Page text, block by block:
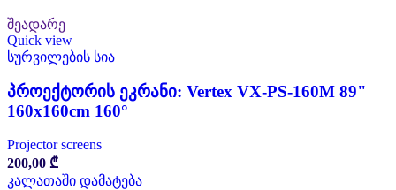
შეადარე
Quick view
სურვილების სია
პროექტორის ეკრანი: Vertex VX-PS-160M 89"
160x160cm 160°
Projector screens
200,00 ₾
კალათაში დამატება